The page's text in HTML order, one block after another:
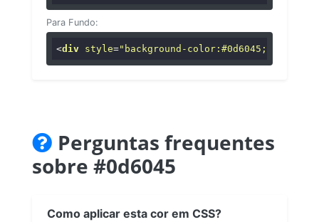
Para Fundo:
<div style="background-color:#0d6045;"
Perguntas frequentes
sobre #0d6045
Como aplicar esta cor em CSS?